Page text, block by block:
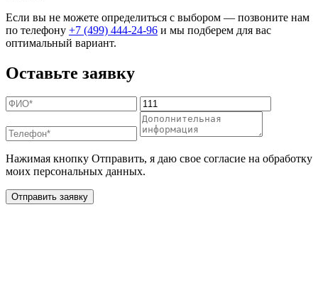
Если вы не можете определиться с выбором — позвоните нам
по телефону +7 (499) 444-24-96 и мы подберем для вас
оптимальный вариант.
Оставьте заявку
Нажимая кнопку Отправить, я даю свое согласие на обработку
моих персональных данных.
Отправить заявку